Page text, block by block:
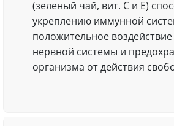
(зеленый чай, вит. C и E)
укреплению иммунной
положительное
нервной системы и
организма от действия